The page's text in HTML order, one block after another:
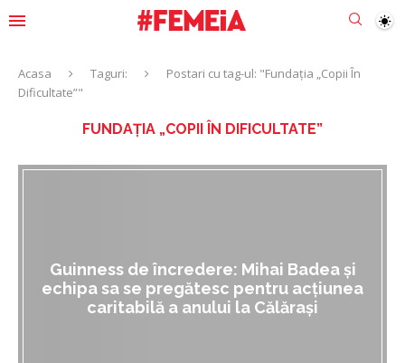
Acasa Taguri:
Postari cu tag-ul: "Fundația „Copii În
Dificultate”"
FUNDAȚIA „COPII ÎN DIFICULTATE”
Guinness de încredere: Mihai Badea și
echipa sa se pregătesc pentru acțiunea
caritabilă a anului la Călărași